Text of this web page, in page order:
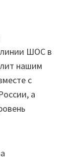
ШОС в
нашим
с
а